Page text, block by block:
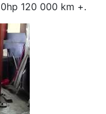
120 000 km +.